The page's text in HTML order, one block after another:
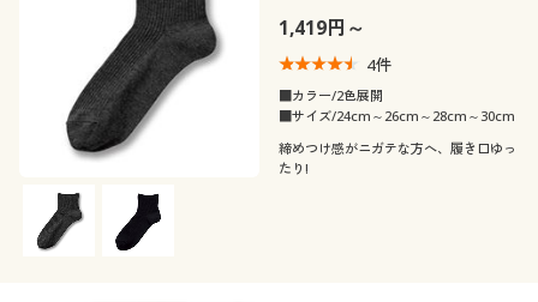
1,419円～
4件
■カラー/2色展開
■サイズ/24cm～26cm～28cm～30cm
締めつけ感がニガテな方へ、履き口ゆっ
たり!